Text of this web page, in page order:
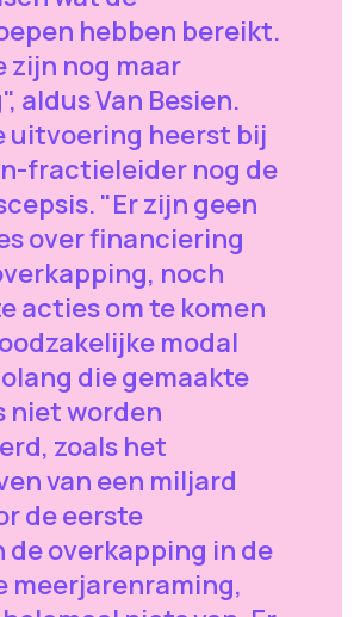
hebben bereikt.
zijn nog maar
aldus Van Besien.
uitvoering heerst bij
fractieleider nog de
"Er zijn geen
over financiering
noch
acties om te komen
modal
die gemaakte
niet worden
zoals het
van een miljard
de eerste
de overkapping in de
meerjarenraming,